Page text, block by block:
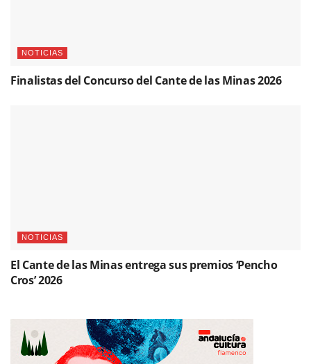
NOTICIAS
Finalistas del Concurso del Cante de las Minas 2026
NOTICIAS
El Cante de las Minas entrega sus premios ‘Pencho
Cros’ 2026